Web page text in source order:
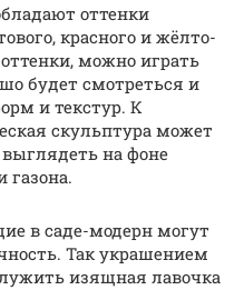
оттенки
красного и жёлто-
можно играть
будет смотреться и
и текстур. К
скульптура может
выглядеть на фоне
газона.
в саде-модерн могут
Так украшением
изящная лавочка